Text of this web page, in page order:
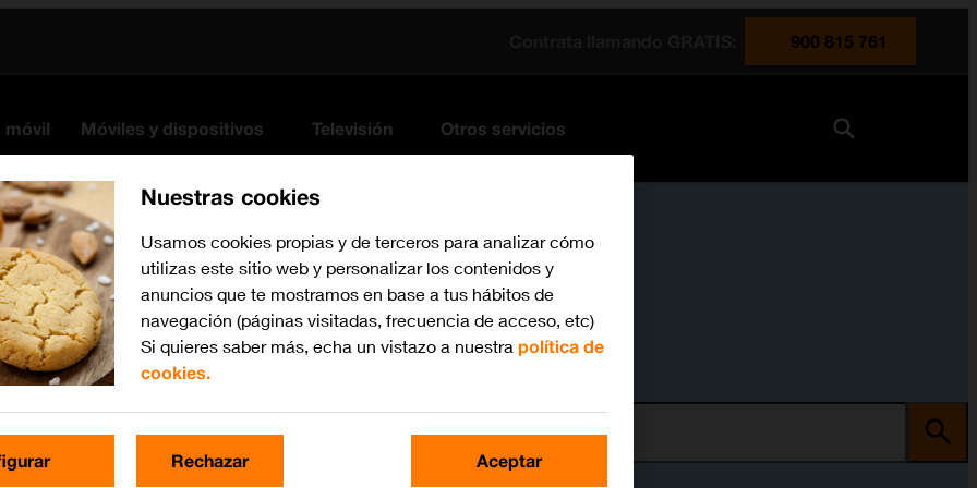
900 815 761
móvil Móviles y dispositivos Televisión Otros servicios
Busca por problema o tema
Nuestras cookies
Usamos cookies propias y de terceros para analizar cómo
utilizas este sitio web y personalizar los contenidos y
anuncios que te mostramos en base a tus hábitos de
navegación (páginas visitadas, frecuencia de acceso, etc)
Si quieres saber más, echa un vistazo a nuestra política de
cookies.
Rechazar Aceptar